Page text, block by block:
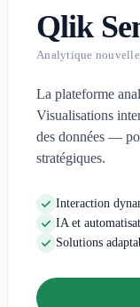
Qlik
Analytique
La plateforme
Visualisations
des données —
stratégiques.
Interaction
IA et
Solutions